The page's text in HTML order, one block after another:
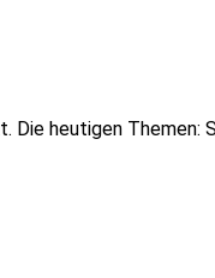
Die heutigen Themen: